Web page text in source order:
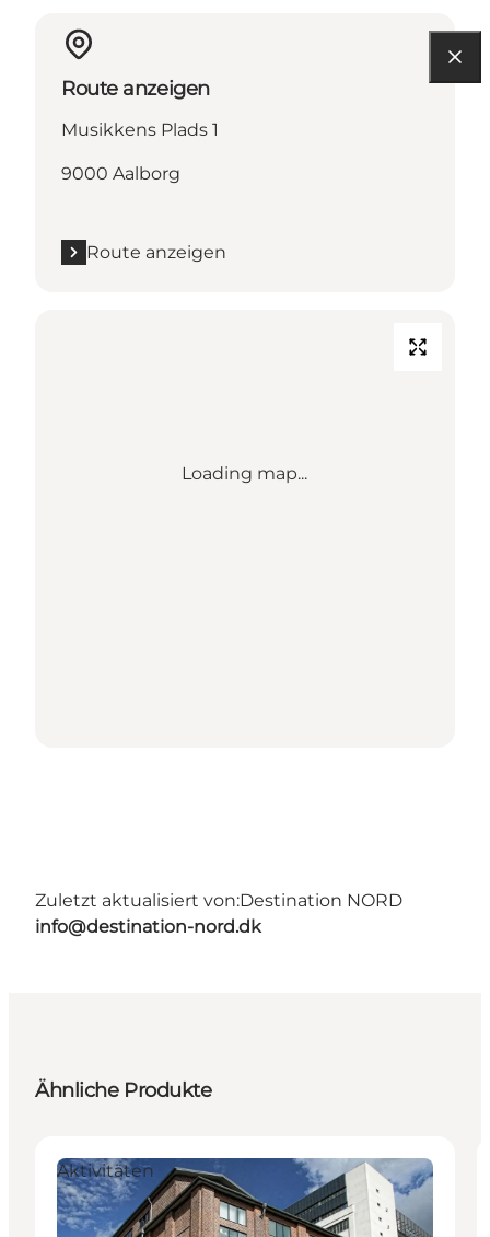
Route anzeigen
Musikkens Plads 1
9000 Aalborg
Route anzeigen
Loading map...
Zuletzt aktualisiert von:Destination NORD
info@destination-nord.dk
Ähnliche Produkte
Aktivitäten